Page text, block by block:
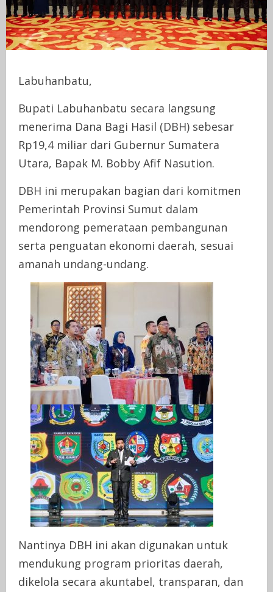
Labuhanbatu,
Bupati Labuhanbatu secara langsung
menerima Dana Bagi Hasil (DBH) sebesar
Rp19,4 miliar dari Gubernur Sumatera
Utara, Bapak M. Bobby Afif Nasution.
DBH ini merupakan bagian dari komitmen
Pemerintah Provinsi Sumut dalam
mendorong pemerataan pembangunan
serta penguatan ekonomi daerah, sesuai
amanah undang-undang.
Nantinya DBH ini akan digunakan untuk
mendukung program prioritas daerah,
dikelola secara akuntabel, transparan, dan